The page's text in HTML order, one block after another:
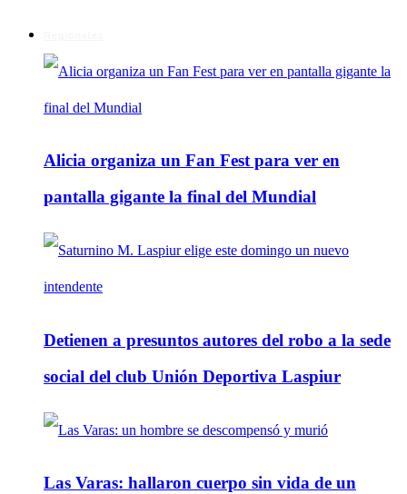
Alicia organiza un Fan Fest para ver en
pantalla gigante la final del Mundial
Detienen a presuntos autores del robo a la sede
social del club Unión Deportiva Laspiur
Las Varas: hallaron cuerpo sin vida de un